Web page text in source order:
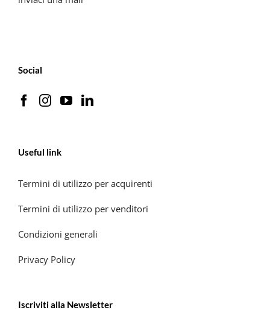
Social
Useful link
Termini di utilizzo per acquirenti
Termini di utilizzo per venditori
Condizioni generali
Privacy Policy
Iscriviti alla Newsletter